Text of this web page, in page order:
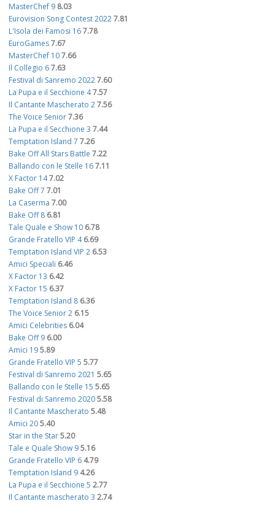
MasterChef 9 8.03
Eurovision Song Contest 20227.81
L'Isola dei Famosi 167.78
EuroGames7.67
MasterChef 107.66
Il Collegio 67.63
Festival di Sanremo 20227.60
La Pupa e il Secchione 47.57
Il Cantante Mascherato 27.56
The Voice Senior7.36
La Pupa e il Secchione 3 7.44
Temptation Island 7 7.26
Bake Off All Stars Battle 7.22
Ballando con le Stelle 167.11
X Factor 147.02
Bake Off 7 7.01
La Caserma 7.00
Bake Off 8 6.81
Tale Quale e Show 10 6.78
Grande Fratello VIP 4 6.69
Temptation Island VIP 2 6.53
Amici Speciali 6.46
X Factor 13 6.42
X Factor 15 6.37
Temptation Island 8 6.36
The Voice Senior 2 6.15
Amici Celebrities 6.04
Bake Off 9 6.00
Amici 195.89
Grande Fratello VIP 5 5.77
Festival di Sanremo 2021 5.65
Ballando con le Stelle 15 5.65
Festival di Sanremo 20205.58
Il Cantante Mascherato 5.48
Amici 205.40
Star in the Star5.20
Tale e Quale Show 95.16
Grande Fratello VIP 6 4.79
Temptation Island 9 4.26
La Pupa e il Secchione 5 2.77
Il Cantante mascherato 3 2.74